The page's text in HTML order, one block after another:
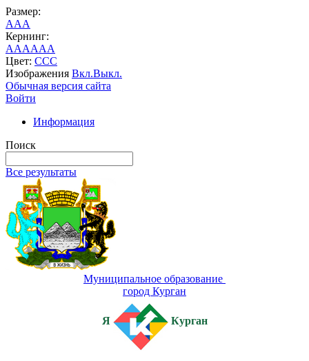
Размер:
AAA
Кернинг:
AAAAAA
Цвет: CCC
Изображения Вкл.Выкл.
Обычная версия сайта
Войти
Информация
Поиск
Все результаты
Муниципальное образование
город Курган
Я Курган